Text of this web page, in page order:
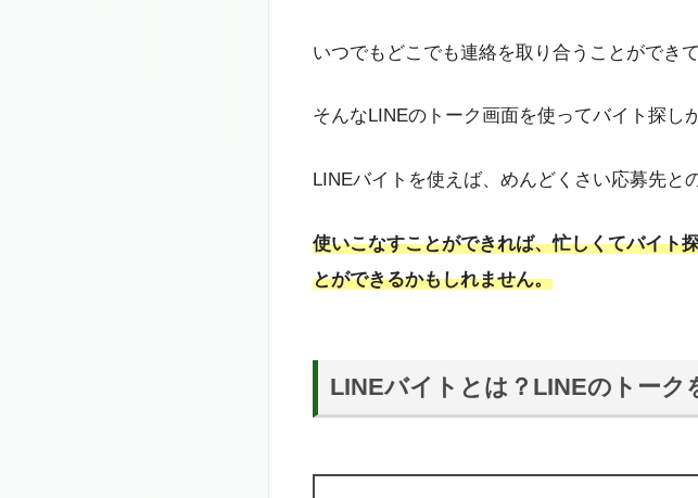
いつでもどこでも連絡を取り合うことができ
そんなLINEのトーク画面を使ってバイト探し
LINEバイトを使えば、めんどくさい応募先と
使いこなすことができれば、忙しくてバイト
とができるかもしれません。
LINEバイトとは？LINEのトー